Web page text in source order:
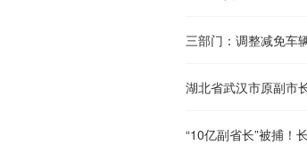
三部门：调整减免车
湖北省武汉市原副市
“10亿副省长”被捕！